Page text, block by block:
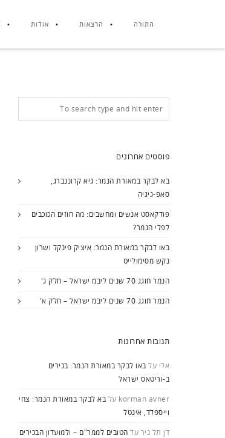
התורה הרצאות אודות
פוסטים אחרונים
בא לבקר במאורת הנמר: גיא קרוננברג,
סאפ-גיגיה
פודקאסט אנשים ומחשבים: מה חוזים הכוכבים
לפלי הנמר?
באו לבקר במאורת הנמר: איציק פינקל ושרון
נקש מסימולייט
הנמר חוגג 70 שנים ליבמ ישראל – חלק ג'
הנמר חוגג 70 שנים ליבמ ישראל – חלק א'
תגובות אחרונות
אלי עלבאו לבקר במאורת הנמר: בכירים
ב-וריטאס ישראל
korman avner עלבא לבקר במאורת הנמר: צחי
וייספלד, אינטל
דן תל ניר על הטובים לממר"ם – ולמועדון הבכירים